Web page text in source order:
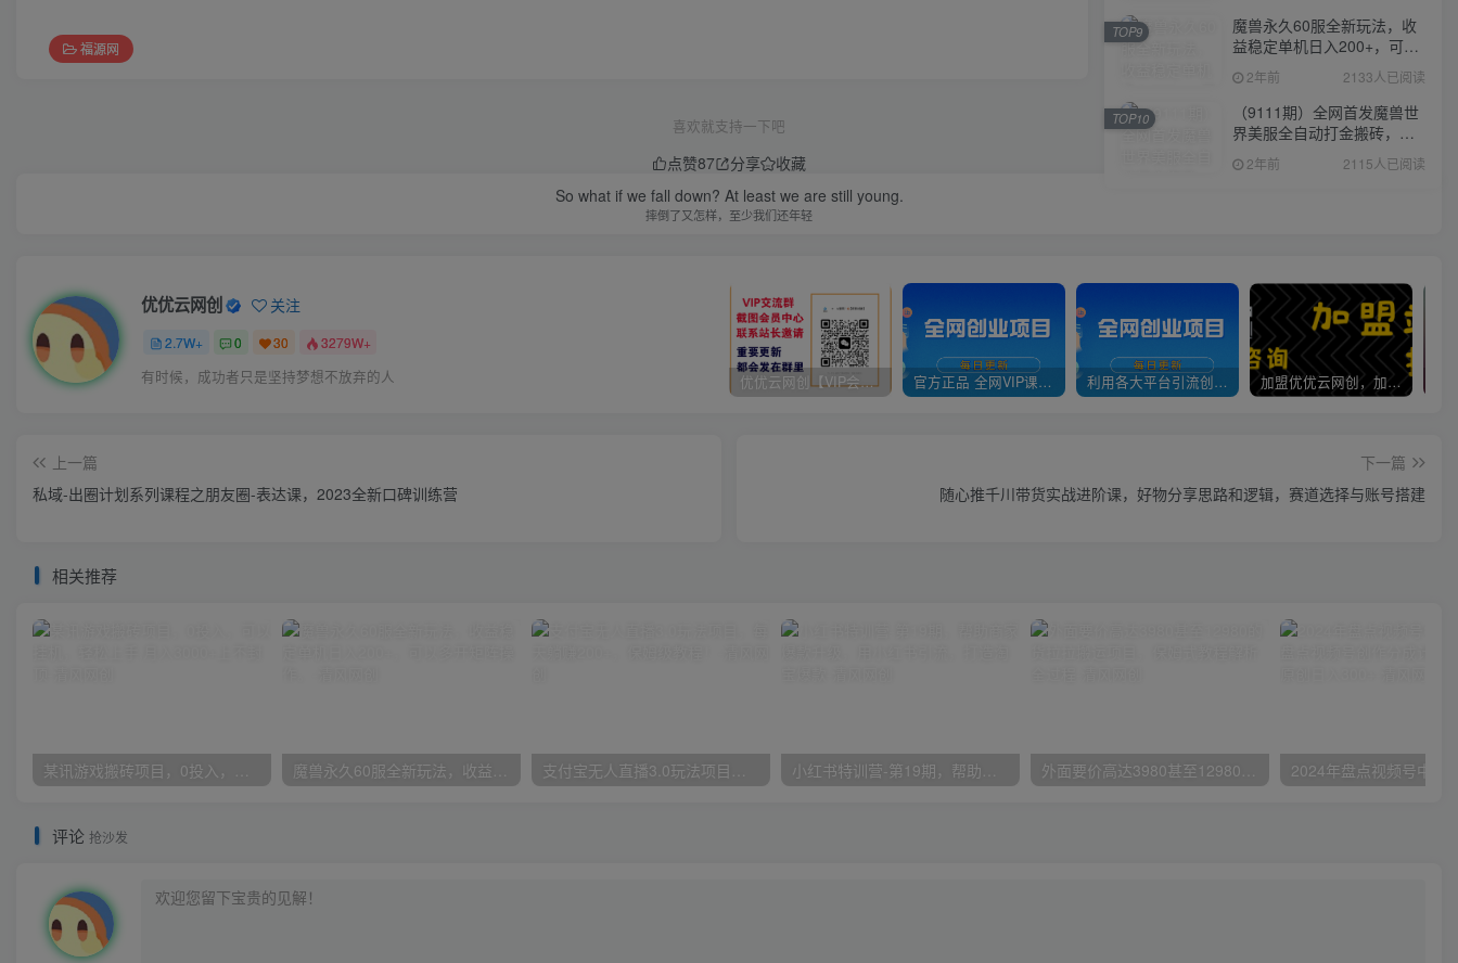
福源网
喜欢就支持一下吧
点赞87 分享
收藏
So what if we fall down? At least we are still young.
摔倒了又怎样，至少我们还年轻
优优云网创 关注
2.7W+ 0 30 3279W+
有时候，成功者只是坚持梦想不放弃的人 优优云网创【VIP会员专属交流群】 官方正品 全网VIP课程 无损下载~ 利用各大平台引流创业粉，做知识付费系统，卖会员，卖课程，实现日入几百几千 加盟优优云网创，加盟搭建同款知识付费资源网站，实现长期稳定被动收入~
上一篇
私域-出圈计划系列课程之朋友圈-表达课，2023全新口碑训练营
下一篇
随心推千川带货实战进阶课，好物分享思路和逻辑，赛道选择与账号搭建
相关推荐
评论 抢沙发
魔兽永久60服全新玩法，收
益稳定单机日入200+，可以
多开矩阵操作。
2年前 2133人已阅读
TOP9
（9111期）全网首发魔兽世
界美服全自动打金搬砖，日
入1000+，简单好操作，保
姆级教学
2年前 2115人已阅读
TOP10